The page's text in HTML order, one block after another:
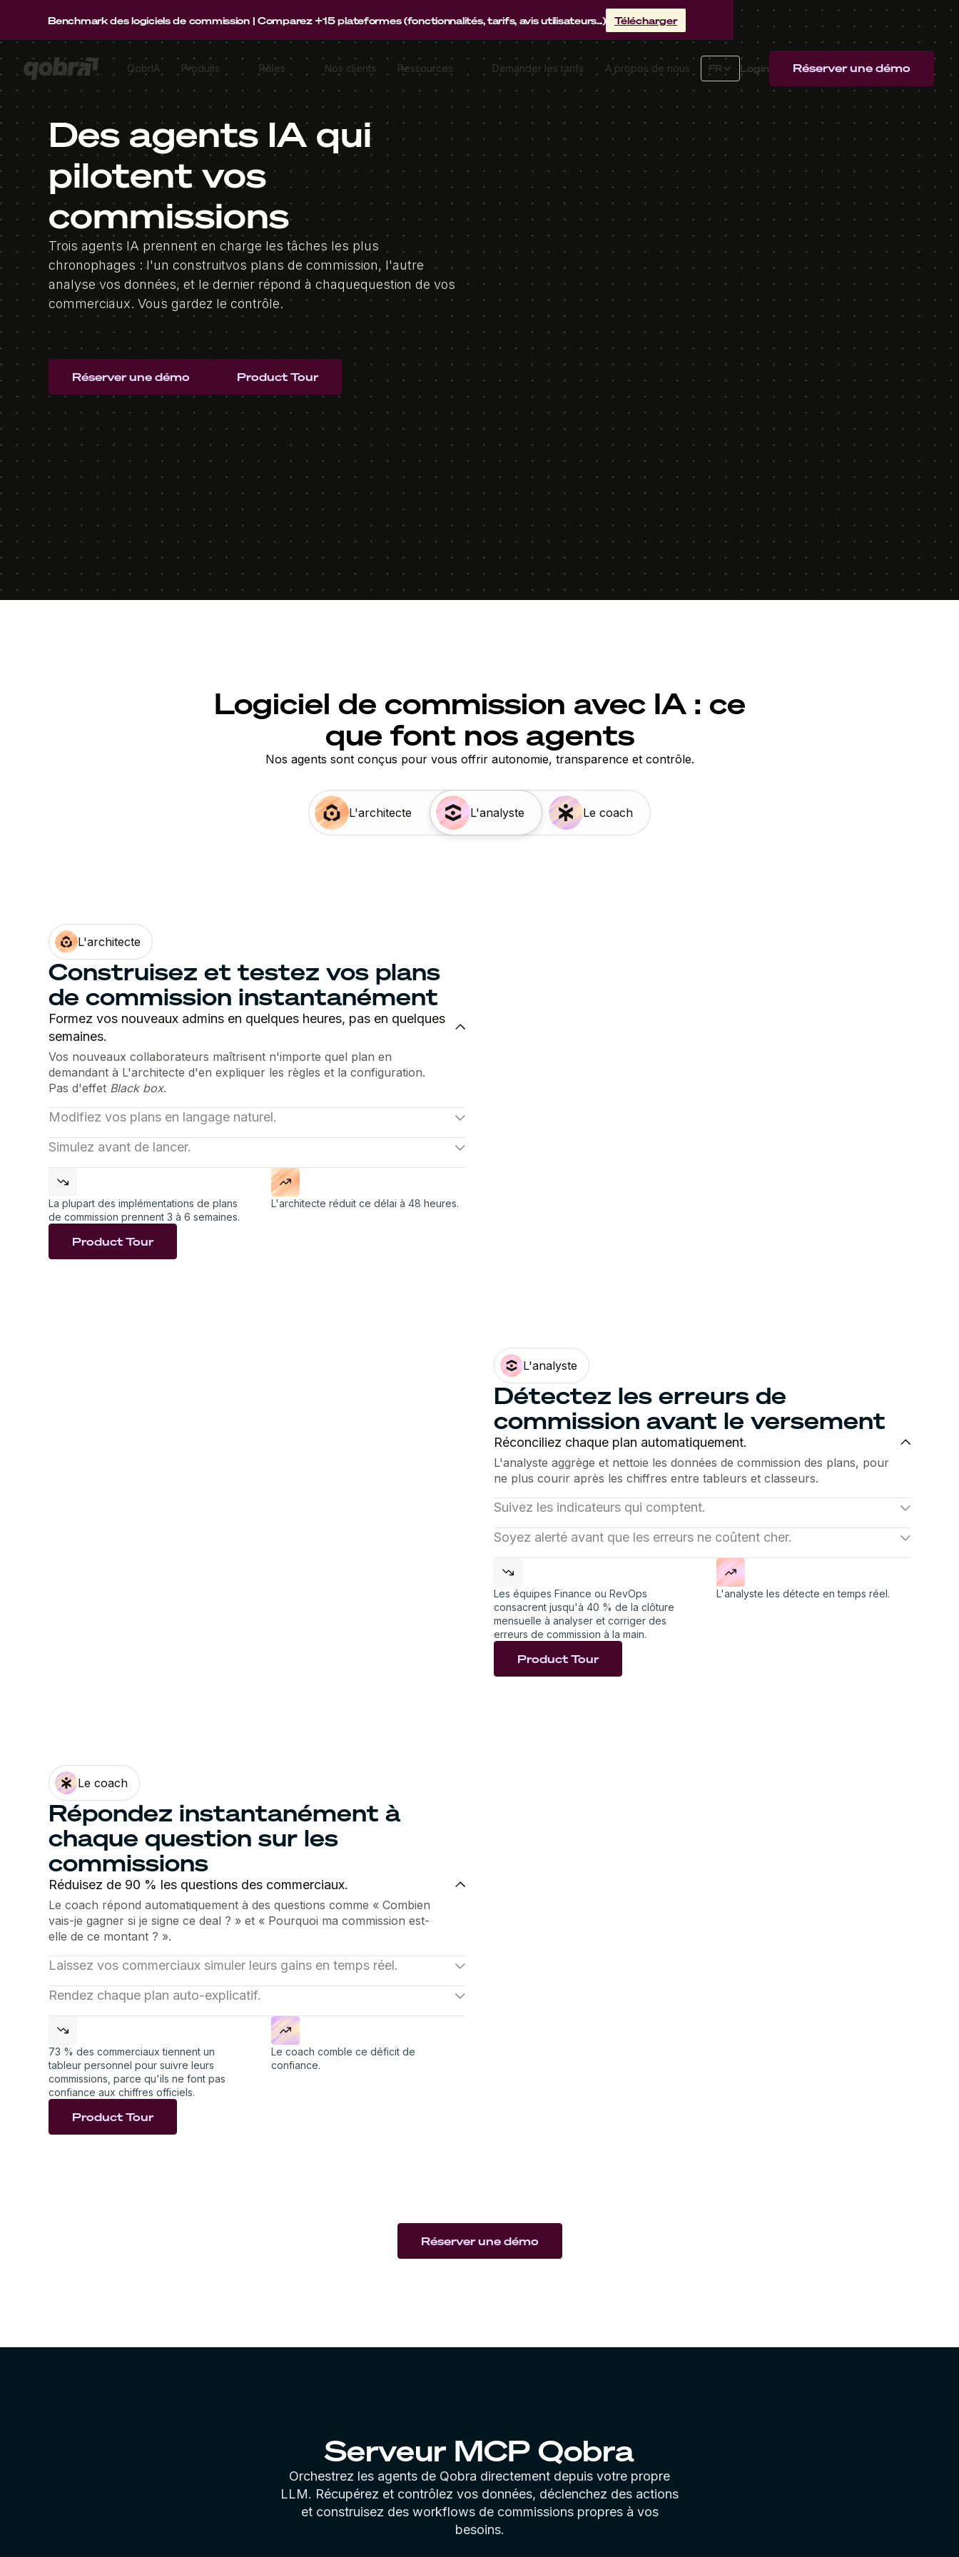
QobrIA Produits Rôles Nos clients Ressources Demander les tarifs À propos de nous FR Login Réserver une démo
Benchmark des logiciels de commission | Comparez +15 plateformes (fonctionnalités, tarifs, avis utilisateurs...) Télécharger
Des agents IA qui
pilotent vos
commissions
Trois agents IA prennent en charge les tâches les plus
chronophages : l'un construitvos plans de commission, l'autre
analyse vos données, et le dernier répond à chaquequestion de vos
commerciaux. Vous gardez le contrôle.
Réserver une démo Product Tour
Logiciel de commission avec IA : ce
que font nos agents
Nos agents sont conçus pour vous offrir autonomie, transparence et contrôle.
L'architecte L'analyste Le coach
L'architecte
Construisez et testez vos plans
de commission instantanément
Formez vos nouveaux admins en quelques heures, pas en quelques
semaines.
Vos nouveaux collaborateurs maîtrisent n'importe quel plan en
demandant à L'architecte d'en expliquer les règles et la configuration.
Pas d'effet Black box.
Modifiez vos plans en langage naturel.
Mettez à jour plusieurs plans avec une seule instruction : ajouter un
challenge, modifier un taux, ajuster un accélérateur. L'architecte gère la
complexité à votre place.
Simulez avant de lancer.
L'architecte compare les nouveaux plans aux versements historiques,
détecte les erreurs et propose des corrections avant de déployer à vos
commerciaux.
La plupart des implémentations de plans
de commission prennent 3 à 6 semaines.
L'architecte réduit ce délai à 48 heures.
Product Tour
L'analyste
Détectez les erreurs de
commission avant le versement
Réconciliez chaque plan automatiquement.
L'analyste aggrège et nettoie les données de commission des plans, pour
ne plus courir après les chiffres entre tableurs et classeurs.
Suivez les indicateurs qui comptent.
Pilotez l'atteinte des objectifs, le rapport rémunération/performance et
l'efficacité de vos plans sur des données fiables. Chaque indicateur est
traçable jusqu'à sa source.
Soyez alerté avant que les erreurs ne coûtent cher.
Notre agent repère les écarts entre versements attendus et réels, signale
les anomalies et prévient votre équipe avant que la clôture de fin de mois
ne tourne à la panique.
Les équipes Finance ou RevOps
consacrent jusqu'à 40 % de la clôture
mensuelle à analyser et corriger des
erreurs de commission à la main.
L'analyste les détecte en temps réel.
Product Tour
Le coach
Répondez instantanément à
chaque question sur les
commissions
Réduisez de 90 % les questions des commerciaux.
Le coach répond automatiquement à des questions comme « Combien
vais-je gagner si je signe ce deal ? » et « Pourquoi ma commission est-
elle de ce montant ? ».
Laissez vos commerciaux simuler leurs gains en temps réel.
Vos commerciaux voient ce que rapporte les ventes avant de les signer :
ils se concentrent sur ce qui fait avancer leur chiffre au lieu de le
reconstituer dans un tableur.
Rendez chaque plan auto-explicatif.
Le coach déroule à chaque commercial la logique de son plan avec des
exemples concrets : les règles sont claires et les chiffres dignes de
confiance.
73 % des commerciaux tiennent un
tableur personnel pour suivre leurs
commissions, parce qu'ils ne font pas
confiance aux chiffres officiels.
Le coach comble ce déficit de
confiance.
Product Tour
Réserver une démo
Serveur MCP Qobra
Orchestrez les agents de Qobra directement depuis votre propre
LLM. Récupérez et contrôlez vos données, déclenchez des actions
et construisez des workflows de commissions propres à vos
besoins.